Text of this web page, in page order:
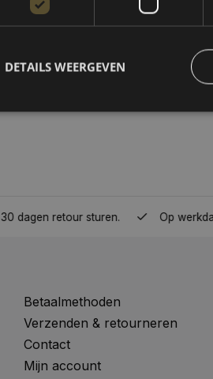
sturen. Op werkdagen voor
Betaalmethoden
Verzenden & retourneren
Contact
Mijn account
DETAILS WEERGEVEN
__cf_bm